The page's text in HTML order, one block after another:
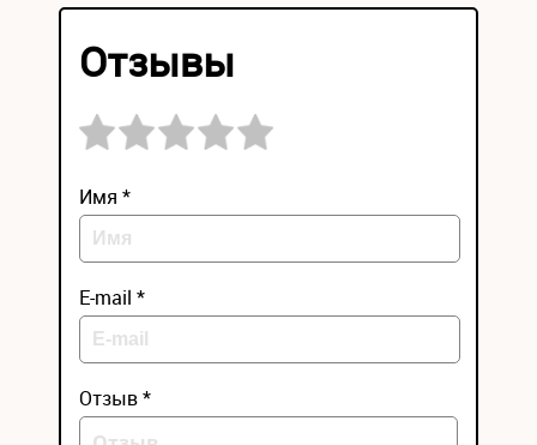
Отзывы
Имя *
E-mail *
Отзыв *